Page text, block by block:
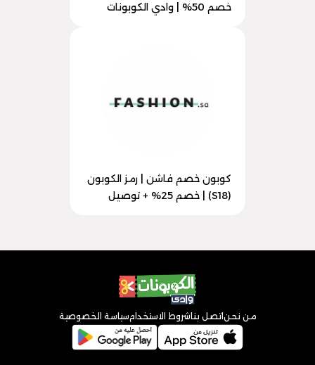
خصم 50% | وادي الكوبونات
كوبون خصم فاشن | رمز الكوبون
(S18) | خصم 25% + توصيل
من نحن اتصل بنا شروط الاستخدامسياسة الخصوصية